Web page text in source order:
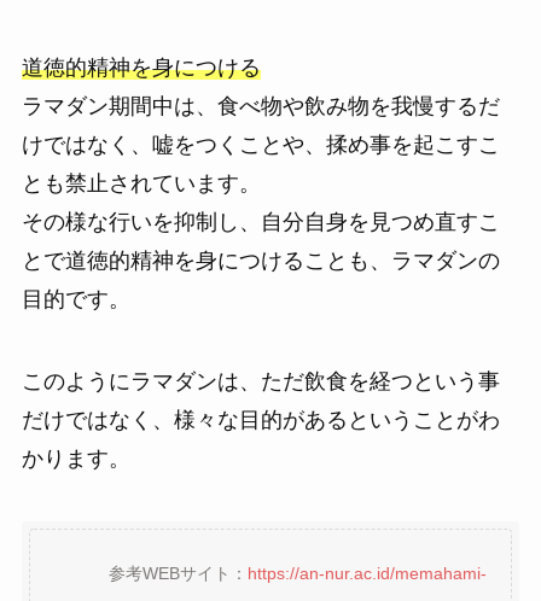
道徳的精神を身につける
ラマダン期間中は、食べ物や飲み物を我慢するだ
けではなく、嘘をつくことや、揉め事を起こすこ
とも禁止されています。
その様な行いを抑制し、自分自身を見つめ直すこ
とで道徳的精神を身につけることも、ラマダンの
目的です。
このようにラマダンは、ただ飲食を経つという事
だけではなく、様々な目的があるということがわ
かります。
参考WEBサイト： https://an-nur.ac.id/memahami-